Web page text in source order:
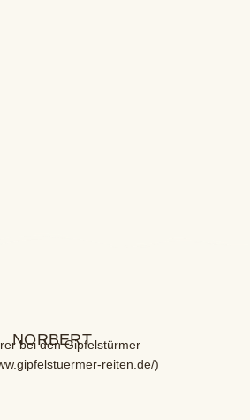
NORBERT
bei den Gipfelstürmer
reiten.de/)